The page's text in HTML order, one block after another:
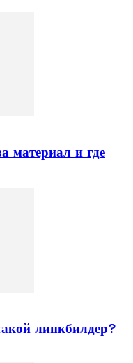
материал и где
линкбилдер?